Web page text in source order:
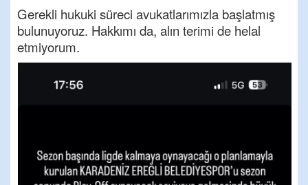
Gerekli hukuki süreci avukatlarımızla başlatmış
bulunuyoruz. Hakkımı da, alın terimi de helal
etmiyorum.